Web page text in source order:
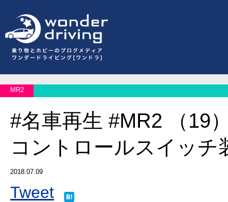
MR2
#名車再生 #MR2 （19
コントロールスイッチ
2018.07.09
Tweet